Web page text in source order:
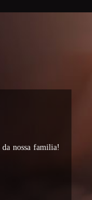
nossa familia!